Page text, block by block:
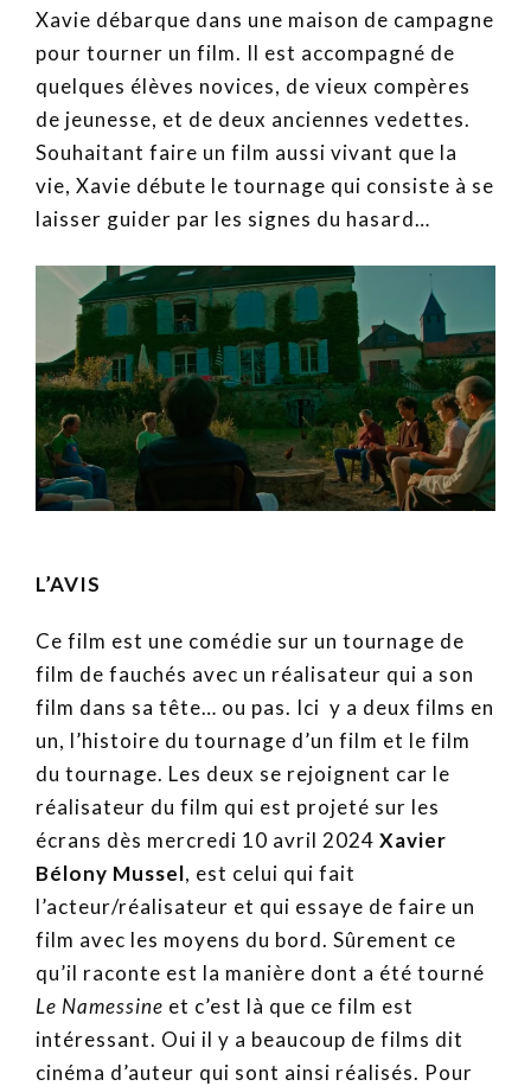
Xavie débarque dans une maison de campagne
pour tourner un film. Il est accompagné de
quelques élèves novices, de vieux compères
de jeunesse, et de deux anciennes vedettes.
Souhaitant faire un film aussi vivant que la
vie, Xavie débute le tournage qui consiste à se
laisser guider par les signes du hasard…
L’AVIS
Ce film est une comédie sur un tournage de
film de fauchés avec un réalisateur qui a son
film dans sa tête… ou pas. Ici y a deux films en
un, l’histoire du tournage d’un film et le film
du tournage. Les deux se rejoignent car le
réalisateur du film qui est projeté sur les
écrans dès mercredi 10 avril 2024 Xavier
Bélony Mussel, est celui qui fait
l’acteur/réalisateur et qui essaye de faire un
film avec les moyens du bord. Sûrement ce
qu’il raconte est la manière dont a été tourné
Le Namessine et c’est là que ce film est
intéressant. Oui il y a beaucoup de films dit
cinéma d’auteur qui sont ainsi réalisés. Pour